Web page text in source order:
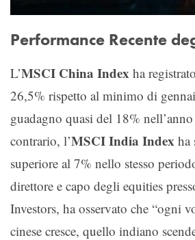
Performance Recente
L’MSCI China Index ha
26,5% rispetto al minimo di
guadagno quasi del 18%
contrario, l’MSCI India Index ha
superiore al 7% nello stesso
direttore e capo degli equities
Investors, ha osservato che “ogni
cinese cresce, quello indiano